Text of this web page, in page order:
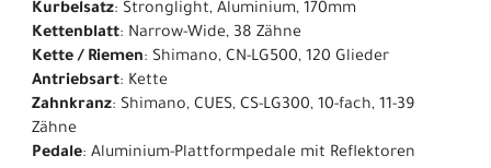
Kurbelsatz: Stronglight, Aluminium, 170mm
Kettenblatt: Narrow-Wide, 38 Zähne
Kette / Riemen: Shimano, CN-LG500, 120 Glieder
Antriebsart: Kette
Zahnkranz: Shimano, CUES, CS-LG300, 10-fach, 11-39
Zähne
Pedale: Aluminium-Plattformpedale mit Reflektoren